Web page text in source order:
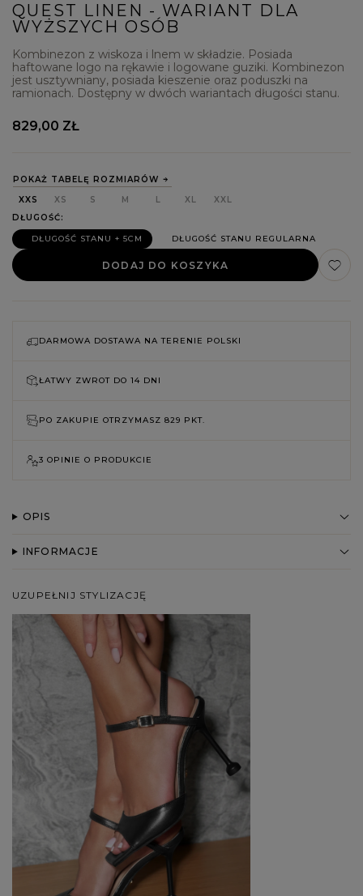
QUEST LINEN - WARIANT DLA
WYŻSZYCH OSÓB
Kombinezon z wiskoza i lnem w składzie. Posiada
haftowane logo na rękawie i logowane guziki. Kombinezon
jest usztywniany, posiada kieszenie oraz poduszki na
ramionach. Dostępny w dwóch wariantach długości stanu.
POKAŻ TABELĘ ROZMIARÓW
XXS
XS S M L XL
XXL
DŁUGOŚĆ
DŁUGOŚĆ STANU + 5CM
DŁUGOŚĆ STANU REGULARNA
DODAJ DO KOSZYKA
829,00 ZŁ
DARMOWA DOSTAWA NA TERENIE POLSKI
ŁATWY ZWROT DO 14 DNI
PO ZAKUPIE OTRZYMASZ 829 PKT.
3 OPINIE O PRODUKCIE
OPIS
INFORMACJE
UZUPEŁNIJ STYLIZACJĘ